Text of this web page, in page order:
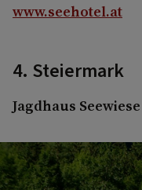
www.seehotel.at
4. Steiermark
Jagdhaus